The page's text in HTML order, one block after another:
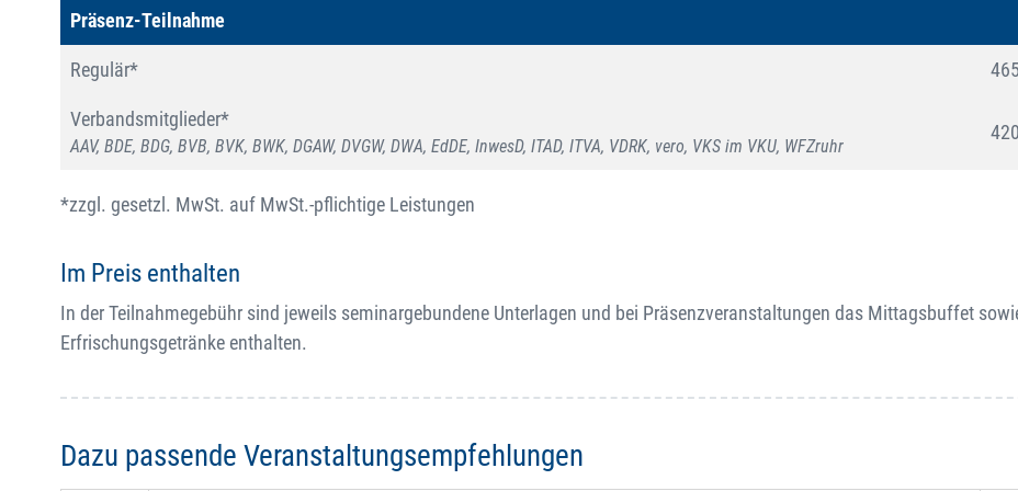
Präsenz-Teilnahme
Regulär*
Verbandsmitglieder*
AAV, BDE, BDG, BVB, BVK, BWK, DGAW, DVGW, DWA, EdDE, InwesD, ITAD, ITVA, VDRK, vero, VKS im VKU, WFZruhr
*zzgl. gesetzl. MwSt. auf MwSt.-pflichtige Leistungen
Im Preis enthalten
In der Teilnahmegebühr sind jeweils seminargebundene Unterlagen und bei Präsenzveranstaltungen das Mittagsbuffet
Erfrischungsgetränke enthalten.
Dazu passende Veranstaltungsempfehlungen